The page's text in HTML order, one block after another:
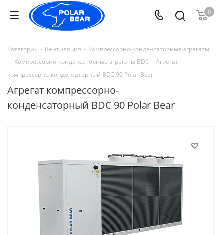
0
Категории - Вентиляция - Компрессорно-конденсаторные агрегаты
- Компрессорно-конденсаторные агрегаты BDC - Агрегат
компрессорно-конденсаторный BDC 90 Polar Bear
Агрегат компрессорно-
конденсаторный BDC 90 Polar Bear